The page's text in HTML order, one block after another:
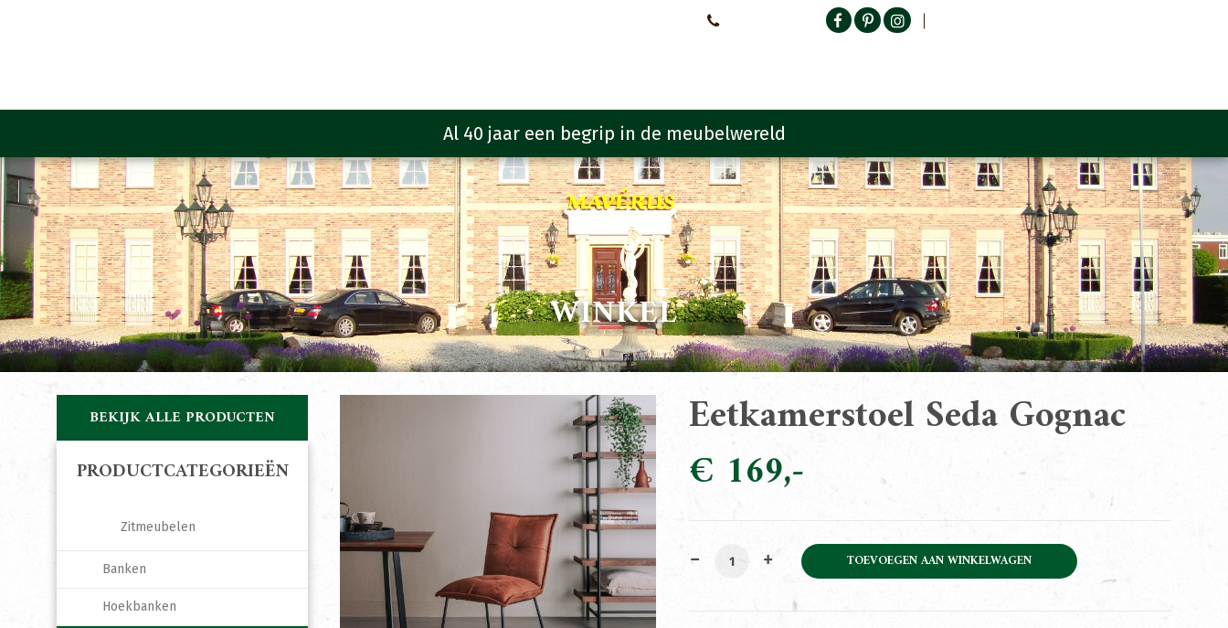
WINKEL
Eetkamerstoel Seda Gognac
€ 169
Eetkamerstoel Seda Gognac aantal
TOEVOEGEN AAN WINKELWAGEN
BEKIJK ALLE PRODUCTEN
PRODUCTCATEGORIEËN
Zitmeubelen
Banken
Hoekbanken